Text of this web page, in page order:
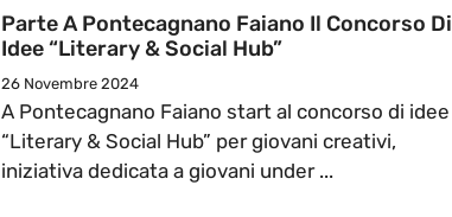
Parte A Pontecagnano Faiano Il Concorso Di
Idee “Literary & Social Hub”
26 Novembre 2024
A Pontecagnano Faiano start al concorso di idee
“Literary & Social Hub” per giovani creativi,
iniziativa dedicata a giovani under ...